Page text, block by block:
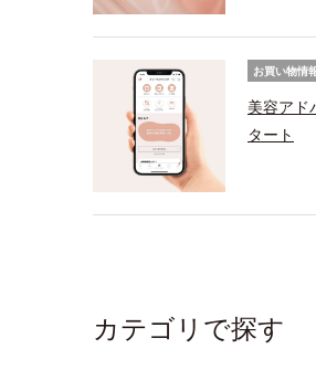
お買い物情
美容アド
タート
カテゴリで探す